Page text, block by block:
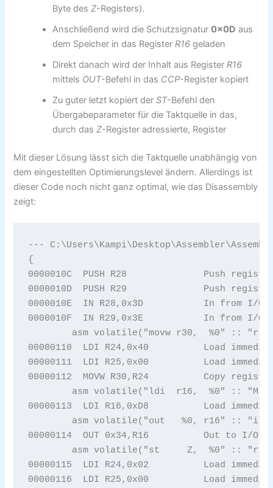
Byte desZ-Registers).
Anschließend wird die Schutzsignatur0x0D aus
dem Speicher in das RegisterR16 geladen
Direkt danach wird der Inhalt aus RegisterR16
mittels OUT-Befehl in das CCP-Register kopiert
Zu guter letzt kopiert derST-Befehl den
Übergabeparameter für die Taktquelle in das,
durch dasZ-Register adressierte, Register
Mit dieser Lösung lässt sich die Taktquelle unabhängig von
dem eingestellten Optimierungslevel ändern. Allerdings ist
dieser Code noch nicht ganz optimal, wie das Disassembly
zeigt:
---
{
0000010C  PUSH R28		Push register on stack
0000010D  PUSH R29		Push register on stack
0000010E  IN R28,0x3D		In from I/O location
0000010F  IN R29,0x3E		In from I/O location
00000110  LDI R24,0x40		Load immediate
00000111  LDI R25,0x00		Load immediate
00000112  MOVW R30,R24		Copy register pair
00000113  LDI R16,0xD8		Load immediate
00000114  OUT 0x34,R16		Out to I/O location
00000115  LDI R24,0x02		Load immediate
00000116  LDI R25,0x00		Load immediate